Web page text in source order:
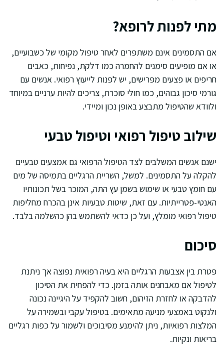
מתי לפנות לרופא?
אם התסמינים אינם משתפרים לאחר טיפול מקומי של כשבועיים,
או אם מופיעים סימנים להחמרה כמו דלקת, נפיחות, כאבים
חריפים או פצעים מפרישים, יש לפנות לייעוץ רפואי. אנשים עם
גורמי סיכון גבוהים, כמו חולי סוכרת, צריכים להיות ערניים במיוחד
ולוודא שהטיפול מתבצע באופן נכון ומיידי.
שילוב טיפול רפואי וטיפול טבעי
ישנם אנשים המשלבים לצד הטיפול הרפואי גם אמצעים טבעיים
להקלה על התסמינים. למשל, השריית הרגליים בתמיסה של מים
עם חומץ טבעי או שימוש בשמן עץ התה, המוכר בשל תכונותיו
האנטי-פטרייתיות. עם זאת, שיטות טבעיות אינן בהכרח מחליפות
טיפול רפואי מומלץ, ועל כן כדאי להשתמש בהן כהשלמה בלבד.
סיכום
פטרת בין אצבעות הרגליים היא בעיה רפואית נפוצה אך ניתנת
לטיפול אם מאבחנים אותה בזמן. כדי להפחית את הסיכון
להדבקה או לחזרת הזיהום, חשוב להקפיד על היגיינה נכונה
ולנקוט באמצעי מניעה מתאימים. בטיפול עקבי ובשמירה על
המלצות רפואיות, ניתן להימנע מסיבוכים ולשמור על כפות רגליים
בריאות ונקיות.